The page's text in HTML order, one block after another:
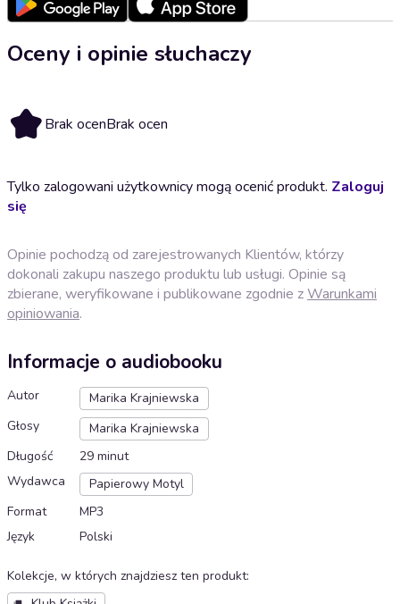
Oceny i opinie słuchaczy
Brak ocenBrak ocen
Tylko zalogowani użytkownicy mogą ocenić produkt. Zaloguj
się
Opinie pochodzą od zarejestrowanych Klientów, którzy
dokonali zakupu naszego produktu lub usługi. Opinie są
zbierane, weryfikowane i publikowane zgodnie zWarunkami
opiniowania.
Informacje o audiobooku
Autor
Marika Krajniewska
Głosy
Marika Krajniewska
Długość
29 minut
Wydawca
Papierowy Motyl
Format
MP3
Język
Polski
Kolekcje, w których znajdziesz ten produkt: